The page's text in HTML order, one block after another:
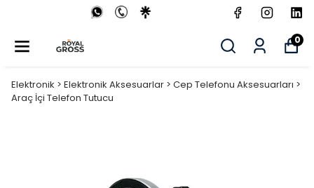
0
Elektronik > Elektronik Aksesuarlar > Cep Telefonu Aksesuarları >
Araç İçi Telefon Tutucu